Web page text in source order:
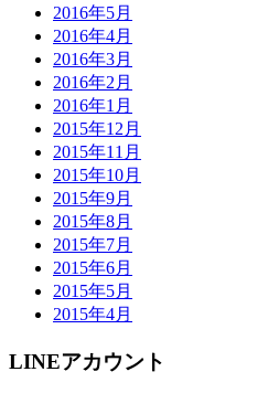
2016年5月
2016年4月
2016年3月
2016年2月
2016年1月
2015年12月
2015年11月
2015年10月
2015年9月
2015年8月
2015年7月
2015年6月
2015年5月
2015年4月
LINEアカウント